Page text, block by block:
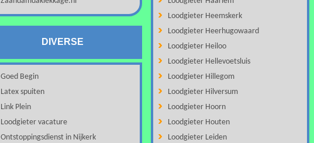
DIVERSE
Goed Begin
Latex spuiten
Link Plein
Loodgieter vacature
Ontstoppingsdienst in Nijkerk
Loodgieter Heemskerk
Loodgieter Heerhugowaard
Loodgieter Heiloo
Loodgieter Hellevoetsluis
Loodgieter Hillegom
Loodgieter Hilversum
Loodgieter Hoorn
Loodgieter Houten
Loodgieter Leiden